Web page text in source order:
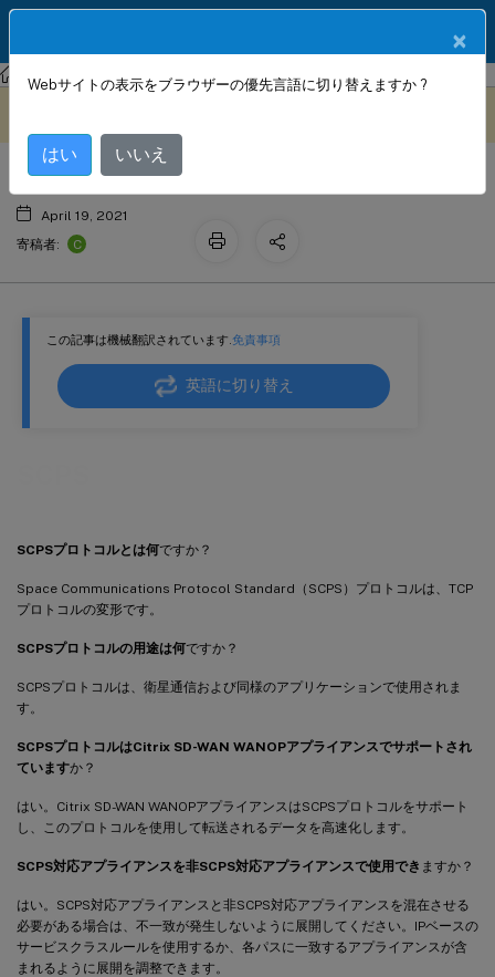
Citrix SD-WAN WANOP Citrix SD-WAN WANOP 11.2
この記事は機械翻訳されています.免責事項
英語に切り替え
SCPSプロトコルとは何ですか？
Space Communications Protocol Standard（SCPS）プロトコルは、TCP
プロトコルの変形です。
SCPSプロトコルの用途は何ですか？
SCPSプロトコルは、衛星通信および同様のアプリケーションで使用されま
す。
SCPSプロトコルはCitrix SD-WAN WANOPアプライアンスでサポートされ
ていますか？
はい。Citrix SD-WAN WANOPアプライアンスはSCPSプロトコルをサポート
し、このプロトコルを使用して転送されるデータを高速化します。
SCPS対応アプライアンスを非SCPS対応アプライアンスで使用でき ますか？
はい。SCPS対応アプライアンスと非SCPS対応アプライアンスを混在させる
必要がある場合は、不一致が発生しないように展開してください。IPベースの
サービスクラスルールを使用するか、各パスに一致するアプライアンスが含
まれるように展開を調整できます。
SCPS
April 19, 2021
寄稿者:
C
×
Webサイトの表示をブラウザーの優先言語に切り替えますか ?
はい いいえ